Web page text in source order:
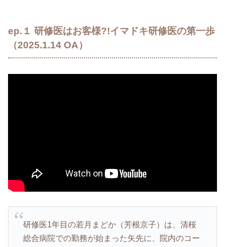
ep.１ 研修医はお客様?!イマドキ研修医の第一歩
（2025.1.14 OA）
研修医1年目の若月まどか（芳根京子）は、清桜
総合病院での勤務が始まった矢先に、院内のコー